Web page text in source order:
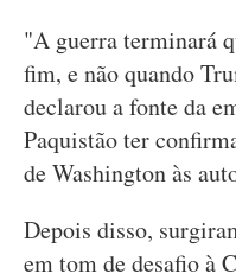
"A guerra terminará
fim, e não quando
declarou a fonte da
Paquistão ter
de Washington às
Depois disso,
em tom de desafio à